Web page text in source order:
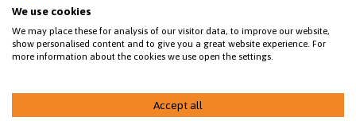
We use cookies
We may place these for analysis of our visitor data, to improve our website,
show personalised content and to give you a great website experience. For
more information about the cookies we use open the settings.
Accept all